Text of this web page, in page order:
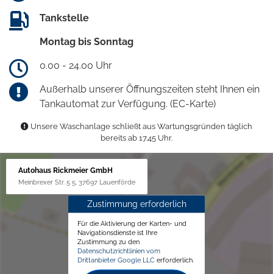
Tankstelle
Montag bis Sonntag
0.00 - 24.00 Uhr
Außerhalb unserer Öffnungszeiten steht Ihnen ein
Tankautomat zur Verfügung. (EC-Karte)
Unsere Waschanlage schließt aus Wartungsgründen täglich
bereits ab 17.45 Uhr.
Autohaus Rickmeier GmbH
Meinbrexer Str. 5 5, 37697 Lauenförde
Zustimmung erforderlich
Für die Aktivierung der Karten- und
Navigationsdienste ist Ihre
Zustimmung zu den
Datenschutzrichtlinien vom
Drittanbieter Google LLC erforderlich.